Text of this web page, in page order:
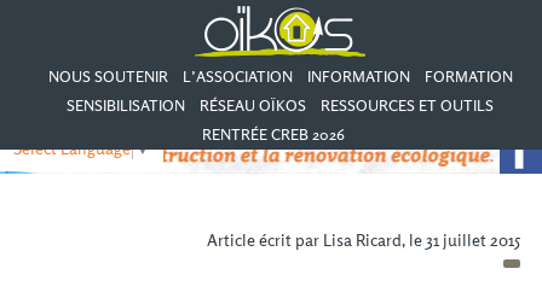
NOUS SOUTENIR L’ASSOCIATION INFORMATION
FORMATION
SENSIBILISATION
RÉSEAU OÏKOS
RESSOURCES ET OUTILS
RENTRÉE CREB 2026
Select Language▼
Article écrit par Lisa Ricard, le 31 juillet 2015